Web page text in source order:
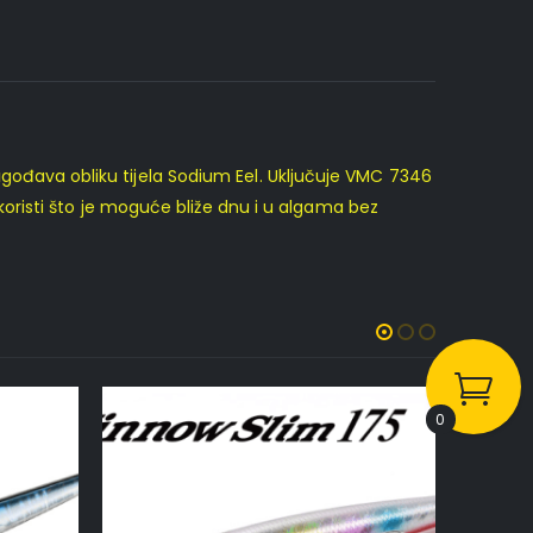
obliku tijela Sodium Eel. Uključuje VMC 7346
što je moguće bliže dnu i u algama bez
0